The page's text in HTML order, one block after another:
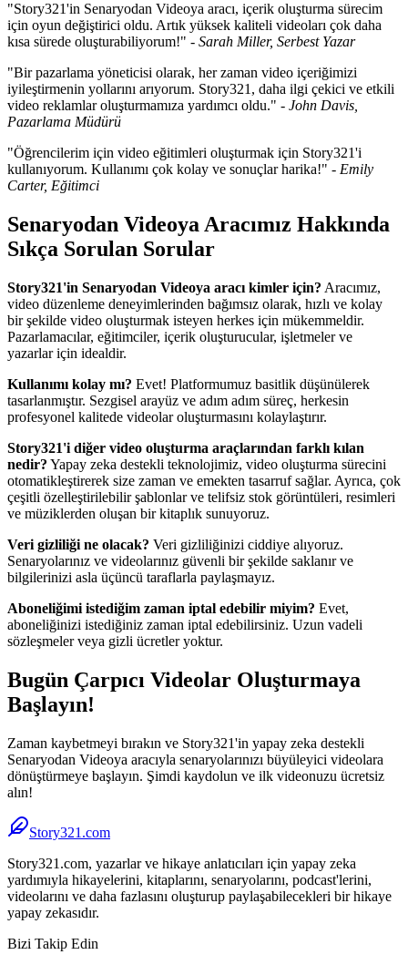
"Story321'in Senaryodan Videoya aracı, içerik oluşturma sürecim
için oyun değiştirici oldu. Artık yüksek kaliteli videoları çok daha
kısa sürede oluşturabiliyorum!" - Sarah Miller, Serbest Yazar
"Bir pazarlama yöneticisi olarak, her zaman video içeriğimizi
iyileştirmenin yollarını arıyorum. Story321, daha ilgi çekici ve etkili
video reklamlar oluşturmamıza yardımcı oldu." - John Davis,
Pazarlama Müdürü
"Öğrencilerim için video eğitimleri oluşturmak için Story321'i
kullanıyorum. Kullanımı çok kolay ve sonuçlar harika!" - Emily
Carter, Eğitimci
Senaryodan Videoya Aracımız Hakkında
Sıkça Sorulan Sorular
Story321'in Senaryodan Videoya aracı kimler için? Aracımız,
video düzenleme deneyimlerinden bağımsız olarak, hızlı ve kolay
bir şekilde video oluşturmak isteyen herkes için mükemmeldir.
Pazarlamacılar, eğitimciler, içerik oluşturucular, işletmeler ve
yazarlar için idealdir.
Kullanımı kolay mı? Evet! Platformumuz basitlik düşünülerek
tasarlanmıştır. Sezgisel arayüz ve adım adım süreç, herkesin
profesyonel kalitede videolar oluşturmasını kolaylaştırır.
Story321'i diğer video oluşturma araçlarından farklı kılan
nedir? Yapay zeka destekli teknolojimiz, video oluşturma sürecini
otomatikleştirerek size zaman ve emekten tasarruf sağlar. Ayrıca, çok
çeşitli özelleştirilebilir şablonlar ve telifsiz stok görüntüleri, resimleri
ve müziklerden oluşan bir kitaplık sunuyoruz.
Veri gizliliği ne olacak? Veri gizliliğinizi ciddiye alıyoruz.
Senaryolarınız ve videolarınız güvenli bir şekilde saklanır ve
bilgilerinizi asla üçüncü taraflarla paylaşmayız.
Aboneliğimi istediğim zaman iptal edebilir miyim? Evet,
aboneliğinizi istediğiniz zaman iptal edebilirsiniz. Uzun vadeli
sözleşmeler veya gizli ücretler yoktur.
Bugün Çarpıcı Videolar Oluşturmaya
Başlayın!
Zaman kaybetmeyi bırakın ve Story321'in yapay zeka destekli
Senaryodan Videoya aracıyla senaryolarınızı büyüleyici videolara
dönüştürmeye başlayın. Şimdi kaydolun ve ilk videonuzu ücretsiz
alın!
Story321.com
Story321.com, yazarlar ve hikaye anlatıcıları için yapay zeka
yardımıyla hikayelerini, kitaplarını, senaryolarını, podcast'lerini,
videolarını ve daha fazlasını oluşturup paylaşabilecekleri bir hikaye
yapay zekasıdır.
Bizi Takip Edin